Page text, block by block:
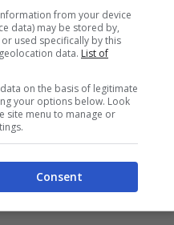
lucidità, la
vicino alla
from your device
data) may be stored by,
used specifically by this
data. List of
on the basis of legitimate
your options below. Look
site menu to manage or
Consent